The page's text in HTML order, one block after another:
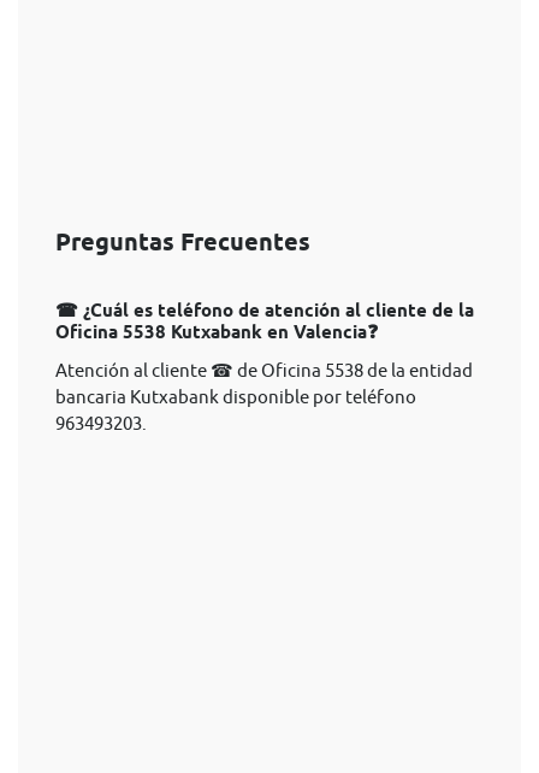
Preguntas Frecuentes
☎ ¿Cuál es teléfono de atención al cliente de la
Oficina 5538 Kutxabank en Valencia❓
Atención al cliente ☎ de Oficina 5538 de la entidad
bancaria Kutxabank disponible por teléfono
963493203.